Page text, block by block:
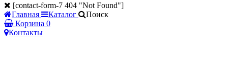
[contact-form-7 404 "Not Found"]
Главная
Каталог
Поиск
Корзина 0
Контакты